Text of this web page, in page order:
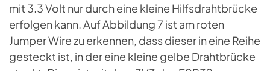
mit 3.3 Volt nur durch eine kleine Hilfsdrahtbrücke
erfolgen kann. Auf Abbildung 7 ist am roten
Jumper Wire zu erkennen, dass dieser in eine Reihe
gesteckt ist, in der eine kleine gelbe Drahtbrücke